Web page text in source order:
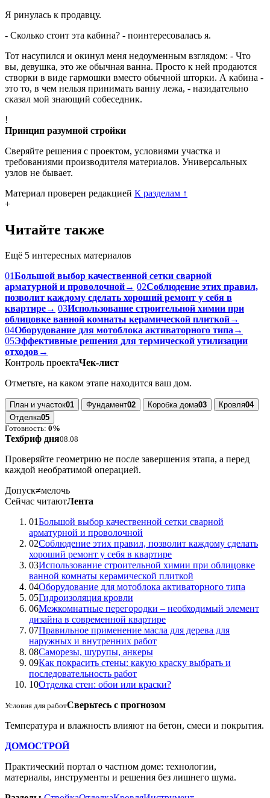
Я ринулась к продавцу.
- Сколько стоит эта кабина? - поинтересовалась я.
Тот насупился и окинул меня недоуменным взглядом: - Что
вы, девушка, это же обычная ванна. Просто к ней продаются
створки в виде гармошки вместо обычной шторки. А кабина -
это то, в чем нельзя принимать ванну лежа, - назидательно
сказал мой знающий собеседник.
!
Принцип разумной стройки
Сверяйте решения с проектом, условиями участка и
требованиями производителя материалов. Универсальных
узлов не бывает.
Материал проверен редакцией К разделам ↑
+
Читайте также
Ещё 5 интересных материалов
01Большой выбор качественной сетки сварной
арматурной и проволочной→ 02Соблюдение этих правил,
позволит каждому сделать хороший ремонт у себя в
квартире→ 03Использование строительной химии при
облицовке ванной комнаты керамической плиткой→
04Оборудование для мотоблока активаторного типа →
05Эффективные решения для термической утилизации
отходов→
Контроль проектаЧек-лист
Отметьте, на каком этапе находится ваш дом.
План и участок01 Фундамент02 Коробка дома03 Кровля04
Отделка05
Готовность: 0%
Техбриф дня08.08
Проверяйте геометрию не после завершения этапа, а перед
каждой необратимой операцией.
Допуск≠мелочь
Сейчас читаютЛента
01Большой выбор качественной сетки сварной
арматурной и проволочной
02Соблюдение этих правил, позволит каждому сделать
хороший ремонт у себя в квартире
03Использование строительной химии при облицовке
ванной комнаты керамической плиткой
04Оборудование для мотоблока активаторного типа
05Гидроизоляция кровли
06Межкомнатные перегородки – необходимый элемент
дизайна в современной квартире
07Правильное применение масла для дерева для
наружных и внутренних работ
08Саморезы, шурупы, анкеры
09Как покрасить стены: какую краску выбрать и
последовательность работ
10Отделка стен: обои или краски?
Условия для работСверьтесь с прогнозом
Температура и влажность влияют на бетон, смеси и покрытия.
ДОМОСТРОЙ
Практический портал о частном доме: технологии,
материалы, инструменты и решения без лишнего шума.